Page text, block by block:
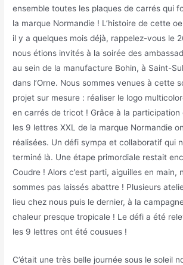
ensemble toutes les plaques de carrés qui
la marque Normandie ! L’histoire de cette
il y a quelques mois déjà, rappelez-vous le
nous étions invités à la soirée des
au sein de la manufacture Bohin, à Saint-
dans l’Orne. Nous sommes venues à cette
projet sur mesure : réaliser le logo
en carrés de tricot ! Grâce à la participation
les 9 lettres XXL de la marque Normandie
réalisées. Un défi sympa et collaboratif qui
terminé là. Une étape primordiale restait
Coudre ! Alors c’est parti, aiguilles en main,
sommes pas laissés abattre ! Plusieurs
lieu chez nous puis le dernier, à la
chaleur presque tropicale ! Le défi a été
les 9 lettres ont été cousues !
C’était une très belle journée sous le soleil